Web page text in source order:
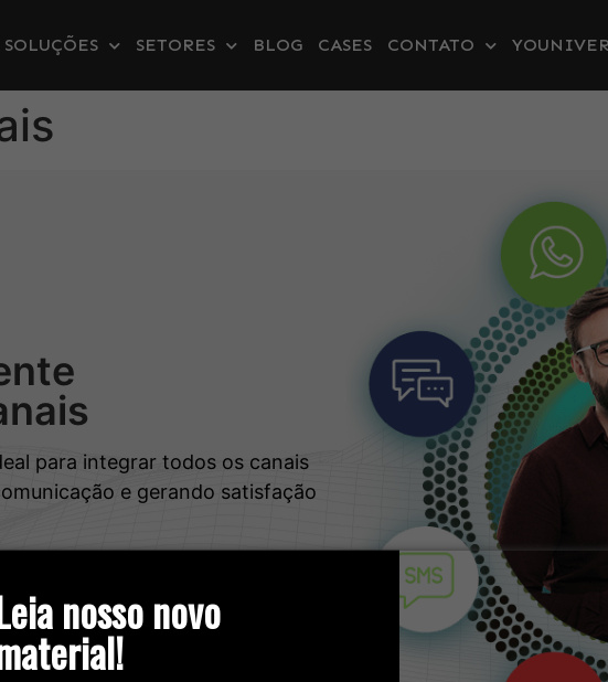
nosso novo
SOLUÇÕES SETORES BLOG CASES CONTATO
para integrar todos os canais
e gerando satisfação